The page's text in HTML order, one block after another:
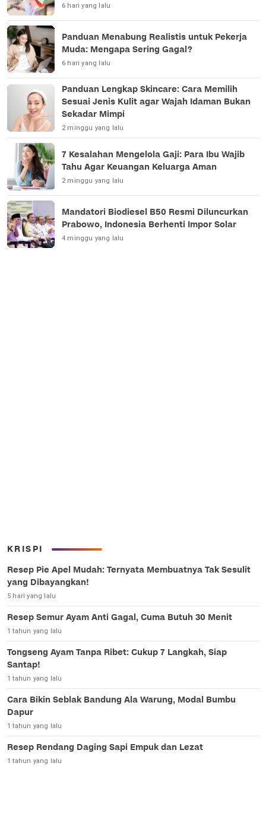
6 hari yang lalu
Panduan Menabung Realistis untuk Pekerja
Muda: Mengapa Sering Gagal?
6 hari yang lalu
Panduan Lengkap Skincare: Cara Memilih
Sesuai Jenis Kulit agar Wajah Idaman Bukan
Sekadar Mimpi
2 minggu yang lalu
7 Kesalahan Mengelola Gaji: Para Ibu Wajib
Tahu Agar Keuangan Keluarga Aman
2 minggu yang lalu
Mandatori Biodiesel B50 Resmi Diluncurkan
Prabowo, Indonesia Berhenti Impor Solar
4 minggu yang lalu
KRISPI
Resep Pie Apel Mudah: Ternyata Membuatnya Tak Sesulit
yang Dibayangkan!
5 hari yang lalu
Resep Semur Ayam Anti Gagal, Cuma Butuh 30 Menit
1 tahun yang lalu
Tongseng Ayam Tanpa Ribet: Cukup 7 Langkah, Siap
Santap!
1 tahun yang lalu
Cara Bikin Seblak Bandung Ala Warung, Modal Bumbu
Dapur
1 tahun yang lalu
Resep Rendang Daging Sapi Empuk dan Lezat
1 tahun yang lalu